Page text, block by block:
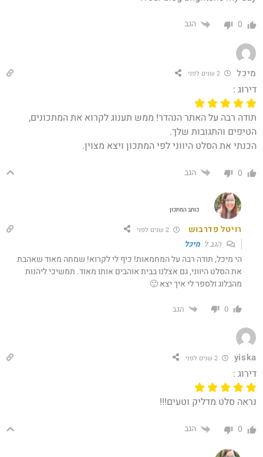
0 הגב
מיכל
דירוג :
תודה רבה על האתר הנהדר! ממש תענוג לקרוא את המתכונים,
הטיפים והתגובות שלך.
הכנתי את הסלט היווני לפי המתכון ויצא מצוין.
0 הגב
כותב המתכון
רויטל פדרבוש 2 שנים לפני
הגב ל מיכל
הי מיכל, תודה רבה על המחמאות! כיף לי לקרוא! שמחה מאוד שאהבת
את הסלט היווני, גם אצלנו בבית אוהבים אותו מאוד. תמשיכי ליהנות
מהבלוג ולספר לי איך יצא 🙂
0 הגב
yiska 2 שנים לפני
דירוג :
נראה סלט מדליק וטעים!!!
0 הגב